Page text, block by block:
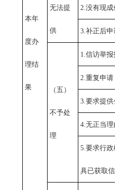
本年
度办
理结
果
无法提
供
2.没有现
3.补正后
（五）
不予处
理
1.信访举
2.重复申请
3.要求提
4.无正当
5.要求行
具已获取